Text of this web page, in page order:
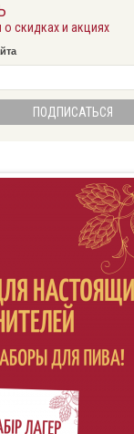
скидках и акциях